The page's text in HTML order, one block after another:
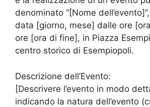
denominato “[Nome
data [giorno, mese] dalle ore
ore [ora di fine], in Piazza
centro storico di Esempiopoli.
Descrizione dell’Evento:
[Descrivere l’evento in modo
indicando la natura dell’evento